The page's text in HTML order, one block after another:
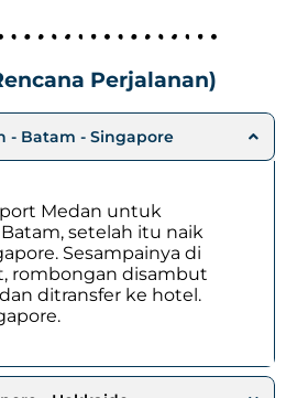
Perjalanan)
- Batam - Singapore
Medan untuk
setelah itu naik
Sesampainya di
rombongan disambut
ditransfer ke hotel.